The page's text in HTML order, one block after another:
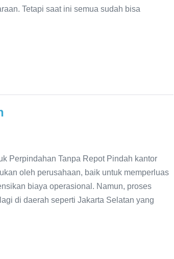
Tetapi saat ini semua sudah bisa
Perpindahan Tanpa Repot Pindah kantor
oleh perusahaan, baik untuk memperluas
biaya operasional. Namun, proses
di daerah seperti Jakarta Selatan yang